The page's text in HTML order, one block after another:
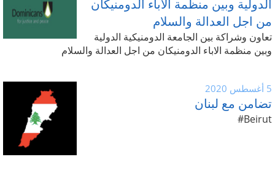
الدولية وبين منظمة الاباء الدومنيكان
من اجل العدالة والسلام
تعاون وشراكة بين الجامعة الدومنيكية الدولية
وبين منظمة الاباء الدومنيكان من اجل العدالة والسلام
5 أغسطس 2020
تضامن مع لبنان
Beirut#